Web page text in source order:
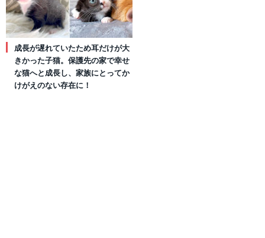
成長が遅れていたため耳だけが大
きかった子猫。保護先の家で幸せ
な猫へと成長し、家族にとってか
けがえのない存在に！